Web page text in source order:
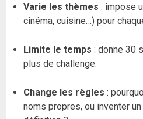
Varie les thèmes : impose
cinéma, cuisine…) pour
Limite le temps : donne 30
plus de challenge.
Change les règles :
noms propres, ou inventer